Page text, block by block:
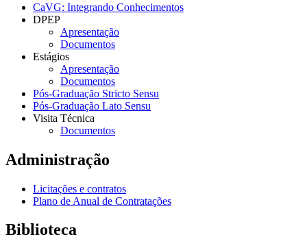
CaVG: Integrando Conhecimentos
DPEP
Apresentação
Documentos
Estágios
Apresentação
Documentos
Pós-Graduação Stricto Sensu
Pós-Graduação Lato Sensu
Visita Técnica
Documentos
Administração
Licitações e contratos
Plano de Anual de Contratações
Biblioteca